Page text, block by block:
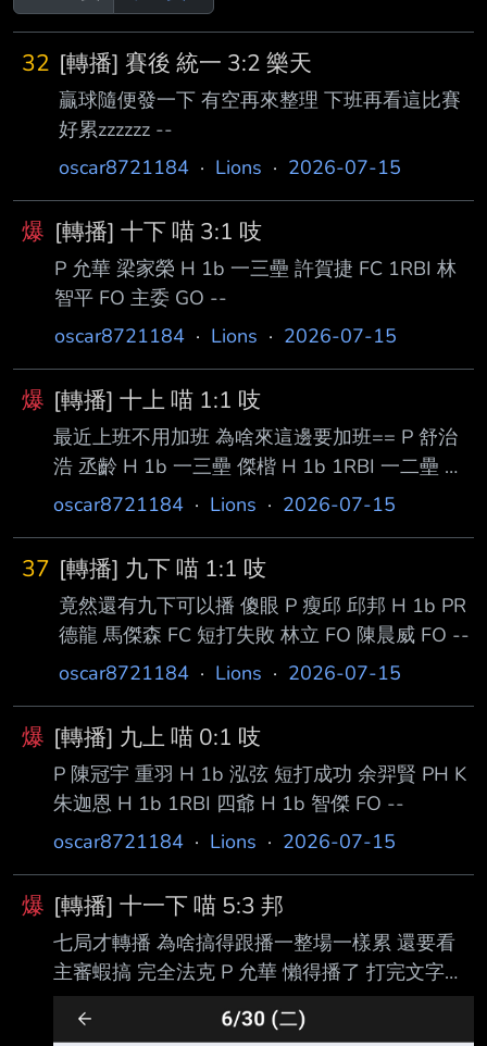
32 [轉播] 賽後 統一 3:2 樂天
贏球隨便發一下 有空再來整理 下班再看這比賽
好累zzzzzz --
oscar8721184 · Lions · 2026-07-15
爆 [轉播] 十下 喵 3:1 吱
P 允華 梁家榮 H 1b 一三壘 許賀捷 FC 1RBI 林
智平 FO 主委 GO --
oscar8721184· Lions · 2026-07-15
爆 [轉播] 十上 喵 1:1 吱
最近上班不用加班 為啥來這邊要加班== P 舒治
浩 丞齡 H 1b 一三壘 傑楷 H 1b 1RBI 一二壘 子
豪 FO 鳥飛 重羽 H 1b 1RBI 一二壘 泓弦 FC 哲
oscar8721184 · Lions · 2026-07-15
37 [轉播] 九下 喵 1:1 吱
竟然還有九下可以播 傻眼 P 瘦邱 邱邦 H 1b PR
德龍 馬傑森 FC 短打失敗 林立 FO 陳晨威 FO --
oscar8721184 · Lions · 2026-07-15
爆 [轉播] 九上 喵 0:1 吱
P 陳冠宇 重羽 H 1b 泓弦 短打成功 余羿賢 PH K
朱迦恩 H 1b 1RBI 四爺 H 1b 智傑 FO --
oscar8721184 · Lions · 2026-07-15
爆 [轉播] 十一下 喵 5:3 邦
七局才轉播 為啥搞得跟播一整場一樣累 還要看
主審蝦搞 完全法克 P 允華 懶得播了 打完文字會
中風 有興趣的自己去翻精華吧 我是建議別看了
看了難受 --